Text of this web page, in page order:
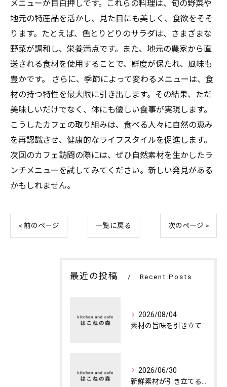
メニューが目白押しです。これらの料理は、旬の野菜や
地元の特産品を活かし、見た目にも美しく、食欲をそそ
ります。たとえば、色とりどりのサラダは、さまざまな
野菜が調和し、栄養満点です。また、地元の農家から直
送される食材を使用することで、鮮度が保たれ、風味も
豊かです。 さらに、季節によって変わるメニューは、食
材の持つ特性を最大限に引き出します。その結果、ただ
美味しいだけでなく、体にも優しい食事が実現します。
こうしたカフェの取り組みは、食べる人々に自然の恵み
を再認識させ、健康的なライフスタイルを促進します。
次回のカフェ訪問の際には、ぜひ自然素材を生かしたラ
ンチメニューを試してみてください。新しい発見がある
かもしれません。
< 前のページ 一覧に戻る 次のページ >
最近の投稿 Recent Posts
2026/08/04
2026/06/30